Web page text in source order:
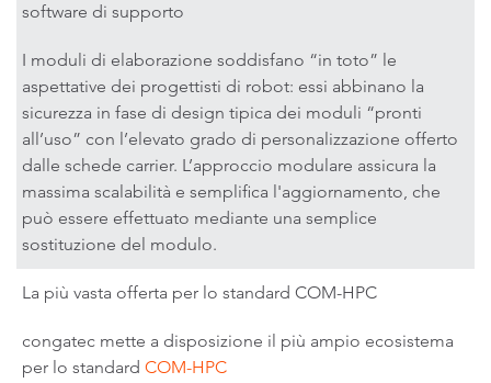
software di supporto
I moduli di elaborazione soddisfano “in toto” le
aspettative dei progettisti di robot: essi abbinano la
sicurezza in fase di design tipica dei moduli “pronti
all’uso” con l’elevato grado di personalizzazione offerto
dalle schede carrier. L’approccio modulare assicura la
massima scalabilità e semplifica l'aggiornamento, che
può essere effettuato mediante una semplice
sostituzione del modulo.
La più vasta offerta per lo standard COM-HPC
congatec mette a disposizione il più ampio ecosistema
per lo standard COM-HPC